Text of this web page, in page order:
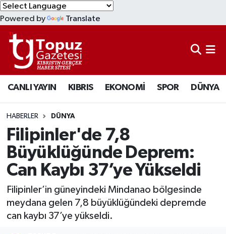
Powered by Translate
CANLI YAYIN KIBRIS EKONOMİ SPOR DÜNYA
HABERLER DÜNYA
Filipinler'de 7,8
Büyüklüğünde Deprem:
Can Kaybı 37’ye Yükseldi
Filipinler’in güneyindeki Mindanao bölgesinde
meydana gelen 7,8 büyüklüğündeki depremde
can kaybı 37’ye yükseldi.
KIBRIS
DÜNYA
EKONOMİ
MAGAZİN
SAĞLIK
SPOR
TEKNOLOJİ
TÜRKİYE
Lefkoşa Nöbetçi Eczaneler
Lefkoşa Hava Durumu
Lefkoşa Trafik Yoğunluk Haritası
Süper Lig Puan Durumu ve Fikstür
Tüm Manşetler
Son Dakika Haberleri
Haber Arşivi